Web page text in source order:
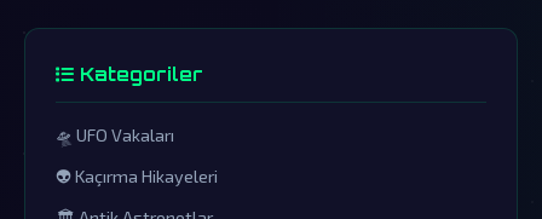
Kategoriler
🛸 UFO Vakaları
👽 Kaçırma Hikayeleri